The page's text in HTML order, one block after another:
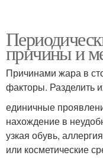
причины и
Причинами жара в
факторы. Разделить
единичные
нахождение в
узкая обувь,
или косметические